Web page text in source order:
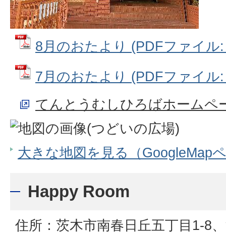
8月のおたより (PDFファイル
7月のおたより (PDFファイル
てんとうむしひろばホームペ
大きな地図を見る（GoogleMap
Happy Room
住所：茨木市南春日丘五丁目1-8